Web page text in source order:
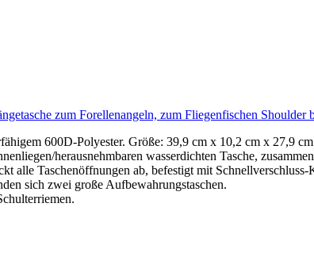
zum Forellenangeln, zum Fliegenfischen Shoulder
600D-Polyester. Größe: 39,9 cm x 10,2 cm x 27,9
herausnehmbaren wasserdichten Tasche,
alle Taschenöffnungen ab, befestigt mit
sich zwei große Aufbewahrungstaschen.